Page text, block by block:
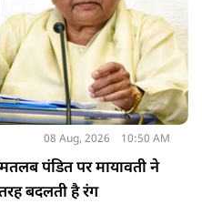
08 Aug, 2026 10:50 AM
पंडित पर मायावती ने
बदलती है रंग